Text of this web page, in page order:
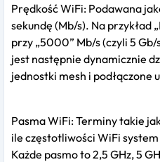
Prędkość WiFi: Podawana
sekundę (Mb/s). Na przykład
przy „5000” Mb/s (czyli 5
jest następnie dynamicznie
jednostki mesh i podłączone
Pasma WiFi: Terminy takie
ile częstotliwości WiFi
Każde pasmo to 2,5 GHz, 5